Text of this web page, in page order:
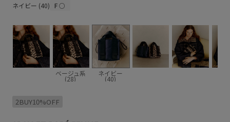
ネイビー (40) F○
ベージュ系
(28)
ネイビー
(40)
2BUY10%OFF